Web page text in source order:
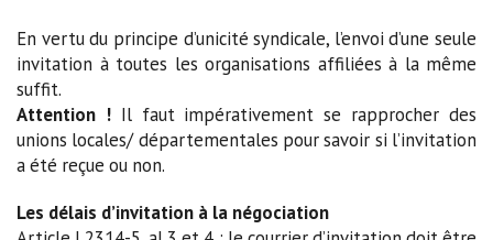
En vertu du principe d’unicité syndicale, l’envoi d’une seule
invitation à toutes les organisations affiliées à la même
suffit.
Attention !Il faut impérativement se rapprocher des
unions locales/ départementales pour savoir si l’invitation
a été reçue ou non.
Les délais d’invitation à la négociation